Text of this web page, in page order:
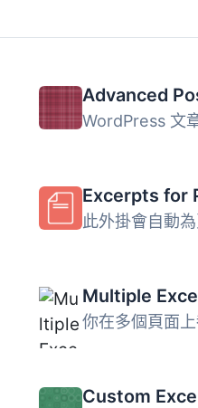
Excerpts for
Custom